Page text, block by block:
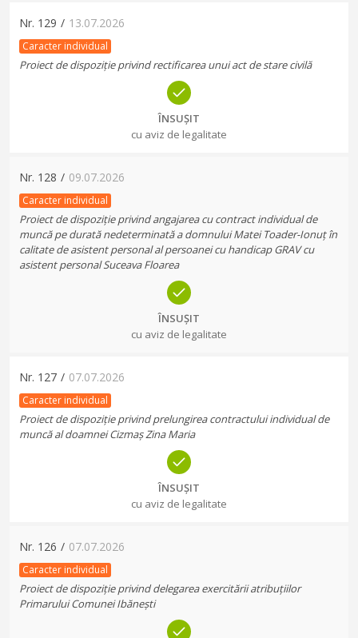
Nr. 129 / 13.07.2026
Caracter individual
Proiect de dispoziție privind rectificarea unui act de stare civilă
ÎNSUȘIT
cu aviz de legalitate
Nr. 128 / 09.07.2026
Caracter individual
Proiect de dispoziție privind angajarea cu contract individual de
muncă pe durată nedeterminată a domnului Matei Toader-Ionuț în
calitate de asistent personal al persoanei cu handicap GRAV cu
asistent personal Suceava Floarea
ÎNSUȘIT
cu aviz de legalitate
Nr. 127 / 07.07.2026
Caracter individual
Proiect de dispoziție privind prelungirea contractului individual de
muncă al doamnei Cizmaș Zina Maria
ÎNSUȘIT
cu aviz de legalitate
Nr. 126 / 07.07.2026
Caracter individual
Proiect de dispoziție privind delegarea exercitării atribuțiilor
Primarului Comunei Ibănești